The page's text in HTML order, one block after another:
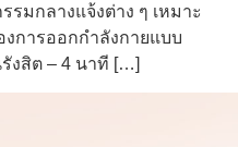
มกลางแจ้งต่าง ๆ เหมาะ
การออกกำลังกายแบบ
งสิต – 4 นาที […]